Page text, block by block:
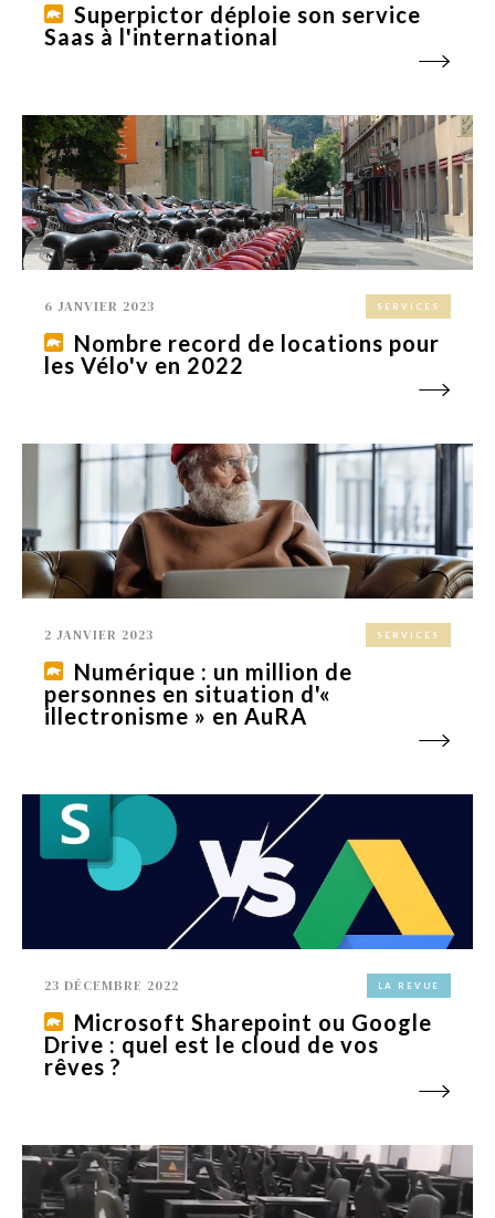
Superpictor déploie son service
Saas à l'international
6 JANVIER 2023 SERVICES
Nombre record de locations pour
les Vélo'v en 2022
2 JANVIER 2023 SERVICES
Numérique : un million de
personnes en situation d'«
illectronisme » en AuRA
23 DÉCEMBRE 2022 LA REVUE
Microsoft Sharepoint ou Google
Drive : quel est le cloud de vos
rêves ?